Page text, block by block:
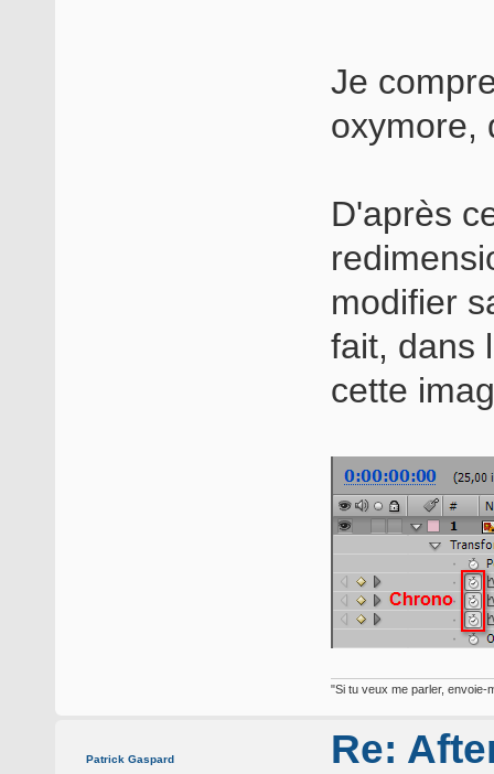
Je
oxymore,
D'après
modifier
fait, dans
cette
"Si tu veux me parler, envoie-
Patrick Gaspard Re: